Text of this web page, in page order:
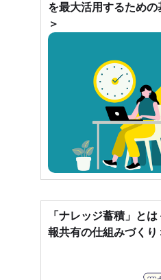
を最大活用するため
＞
「ナレッジ蓄積」と
報共有の仕組みづくり